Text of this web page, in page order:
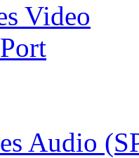
Video
Audio